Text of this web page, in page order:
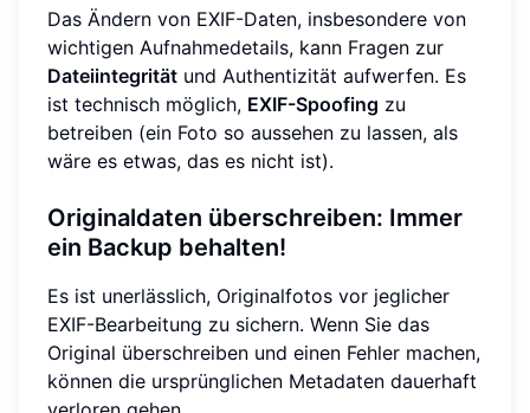
Das Ändern von EXIF-Daten, insbesondere von
wichtigen Aufnahmedetails, kann Fragen zur
Dateiintegrität und Authentizität aufwerfen. Es
ist technisch möglich, EXIF-Spoofing zu
betreiben (ein Foto so aussehen zu lassen, als
wäre es etwas, das es nicht ist).
Originaldaten überschreiben: Immer
ein Backup behalten!
Es ist unerlässlich, Originalfotos vor jeglicher
EXIF-Bearbeitung zu sichern. Wenn Sie das
Original überschreiben und einen Fehler machen,
können die ursprünglichen Metadaten dauerhaft